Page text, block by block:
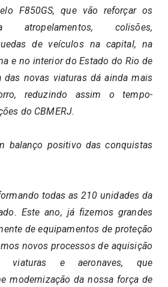
F850GS, que vão reforçar os
atropelamentos, colisões,
de veículos na capital, na
e no interior do Estado do Rio de
das novas viaturas dá ainda mais
reduzindo assim o tempo-
do CBMERJ.
balanço positivo das conquistas
todas as 210 unidades da
Este ano, já fizemos grandes
de equipamentos de proteção
novos processos de aquisição
viaturas e aeronaves, que
modernização da nossa força de